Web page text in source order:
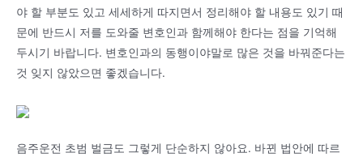
야 할 부분도 있고 세세하게 따지면서 정리해야 할 내용도 있기 때
문에 반드시 저를 도와줄 변호인과 함께해야 한다는 점을 기억해
두시기 바랍니다. 변호인과의 동행이야말로 많은 것을 바꿔준다는
것 잊지 않았으면 좋겠습니다.
음주운전 초범 벌금도 그렇게 단순하지 않아요. 바뀐 법안에 따르